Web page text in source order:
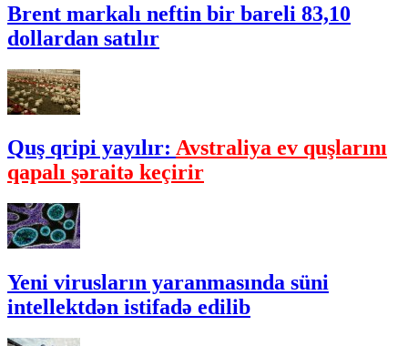
Brent markalı neftin bir bareli 83,10
dollardan satılır
Quş qripi yayılır: Avstraliya ev quşlarını
qapalı şəraitə keçirir
Yeni virusların yaranmasında süni
intellektdən istifadə edilib